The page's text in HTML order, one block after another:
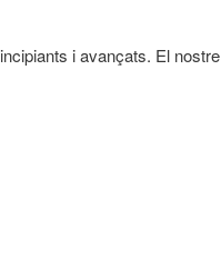
i avançats. El nostre